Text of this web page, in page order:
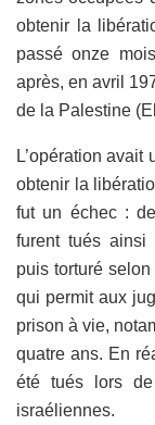
obtenir la
passé onze
après, en avril
de la Palestine
L’opération
obtenir la
fut un échec :
furent tués ainsi
puis torturé
qui permit aux
prison à vie,
quatre ans. En
été tués lors de
israéliennes.